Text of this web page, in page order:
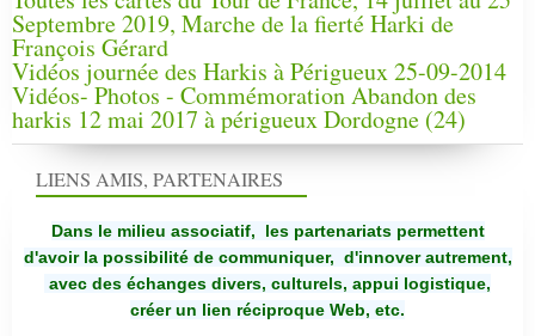
Septembre 2019, Marche de la fierté Harki de
François Gérard
Vidéos journée des Harkis à Périgueux 25-09-2014
Vidéos- Photos - Commémoration Abandon des
harkis 12 mai 2017 à périgueux Dordogne (24)
LIENS AMIS, PARTENAIRES
Dans le milieu associatif, les partenariats permettent
d'avoir la possibilité de communiquer, d'innover autrement,
avec des échanges divers, culturels, appui logistique,
créer un lien réciproque Web, etc.